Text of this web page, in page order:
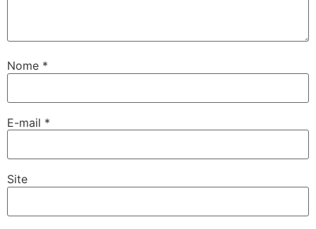
Nome *
E-mail *
Site